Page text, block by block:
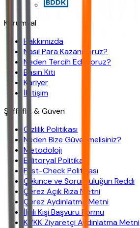
Kurumsal
Hakkımızda
Nasıl Para Kazanıyoruz?
Neden Tercih Ediliyoruz?
Basın Kiti
Kariyer
İletişim
Şeffaflık & Güven
Gizlilik Politikası
Neden Bize Güvenmelisiniz?
Metodoloji
Editoryal Politika
Fast-Check Politikası
Çekince ve Sorumluluğun Reddi
Çerez Açık Rıza Metni
Çerez Aydınlatma Metni
İlgili Kişi Başvuru Formu
KVKK Ziyaretçi Aydınlatma Metni